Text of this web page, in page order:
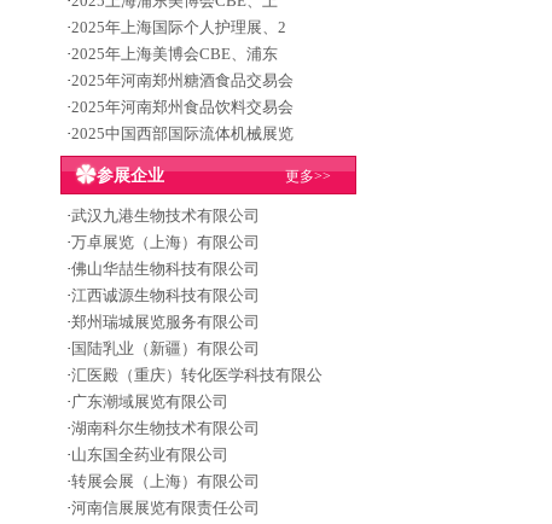
·2025年上海国际个人护理展、2
·2025年上海美博会CBE、浦东
·2025年河南郑州糖酒食品交易会
·2025年河南郑州食品饮料交易会
·2025中国西部国际流体机械展览
参展企业 更多>>
·武汉九港生物技术有限公司
·万卓展览（上海）有限公司
·佛山华喆生物科技有限公司
·江西诚源生物科技有限公司
·郑州瑞城展览服务有限公司
· 国陆乳业（新疆）有限公司
·汇医殿（重庆）转化医学科技有限公
·广东潮域展览有限公司
·湖南科尔生物技术有限公司
·山东国全药业有限公司
·转展会展（上海）有限公司
·河南信展展览有限责任公司